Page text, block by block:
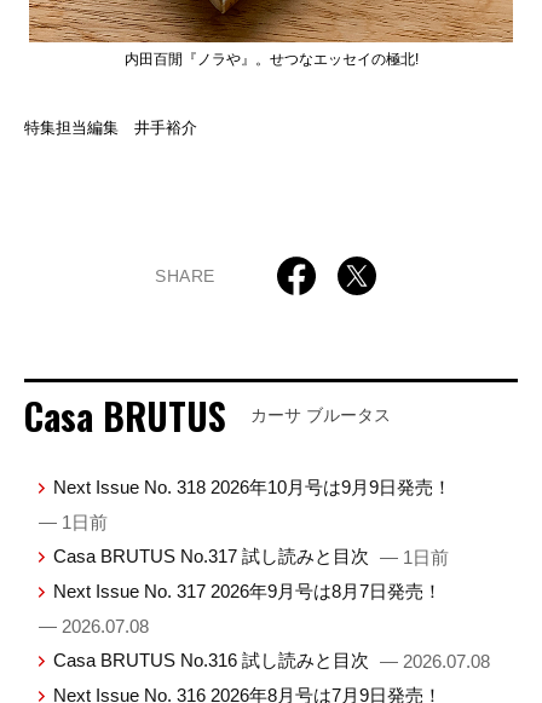
内田百閒『ノラや』。せつなエッセイの極北!
特集担当編集 井手裕介
SHARE
Casa BRUTUS カーサ ブルータス
Next Issue No. 318 2026年10月号は9月9日発売！
— 1日前
Casa BRUTUS No.317 試し読みと目次 — 1日前
Next Issue No. 317 2026年9月号は8月7日発売！
— 2026.07.08
Casa BRUTUS No.316 試し読みと目次 — 2026.07.08
Next Issue No. 316 2026年8月号は7月9日発売！